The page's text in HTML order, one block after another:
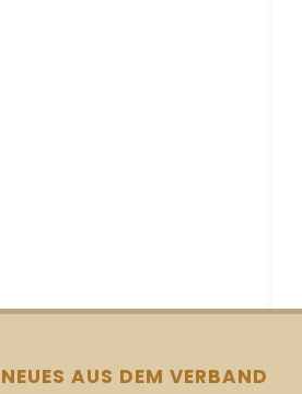
NEUES AUS DEM VERBAND